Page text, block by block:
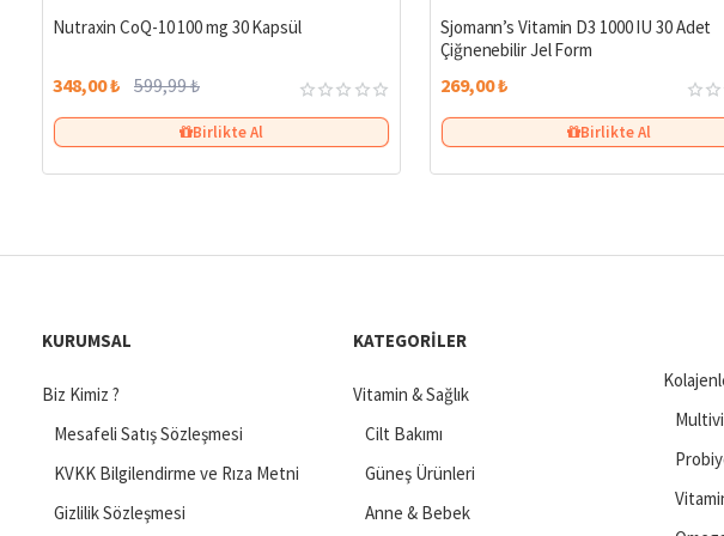
Nutraxin CoQ-10 100 mg 30 Kapsül
348,00 ₺ 599,99 ₺
Birlikte Al
Sjomann’s Vitamin D3 1000 IU 30 Adet
Çiğnenebilir Jel Form
269,00 ₺
Birlikte Al
KURUMSAL
Biz Kimiz ?
Mesafeli Satış Sözleşmesi
KVKK Bilgilendirme ve Rıza Metni
Gizlilik Sözleşmesi
KATEGORILER
Vitamin & Sağlık
Cilt Bakımı
Güneş Ürünleri
Anne & Bebek